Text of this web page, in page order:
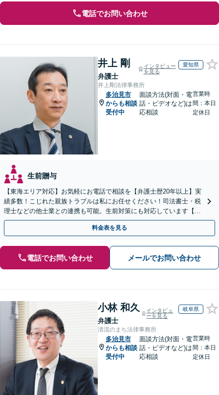
電話でお問い合わせ
井上 剛
弁護士
インタビュー
を見る
愛知県
井上剛法律事務所
多治見市
からも相談
受付中
面談方法(対面・電
話・ビデオなど)は
応相談
営業時
間：本日
定休日
生前贈与
【東海エリア対応】お気軽にお電話で相談を【弁護士歴20年以上】実
績多数！こじれた親族トラブルは私にお任せください！司法書士・税
理士などの他士業との連携も可能。生前対策にも対応しています【夜
間・休日面談可】【完全個室・秘密厳守】
料金表を見る
電話でお問い合わせ メールでお問い合わせ
小林 和久
弁護士
インタビュ
ーを見る
岐阜県
清流のまち法律事務所
多治見市
からも相談
受付中
面談方法(対面・電
話・ビデオなど)は
応相談
営業時
間：本日
定休日